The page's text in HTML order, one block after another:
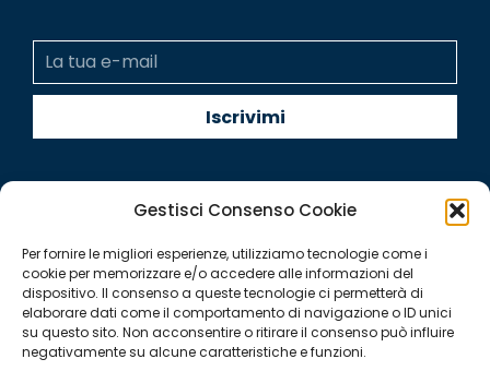
Gestisci Consenso Cookie
Per fornire le migliori esperienze, utilizziamo tecnologie come i
cookie per memorizzare e/o accedere alle informazioni del
dispositivo. Il consenso a queste tecnologie ci permetterà di
elaborare dati come il comportamento di navigazione o ID unici
su questo sito. Non acconsentire o ritirare il consenso può influire
negativamente su alcune caratteristiche e funzioni.
Quintegia S.p.a. a Socio Unico
Soggetta a Direzione e Coordinamento di Q Future Srl P.I. e
C.F. 05507380268
P.I (IT) 03933040267 Capitale Sociale 100.000 € I.V.